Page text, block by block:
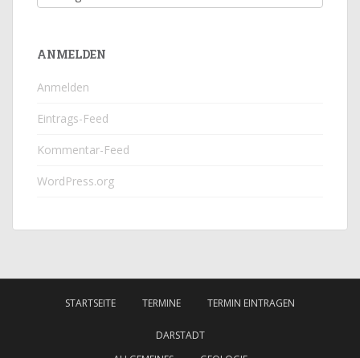
ANMELDEN
Anmelden
Eintrags-Feed
Kommentar-Feed
WordPress.org
STARTSEITE TERMINE TERMIN EINTRAGEN
DARSTADT